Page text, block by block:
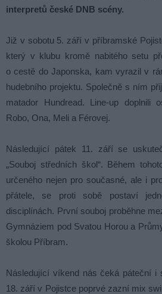
interpretů české DNB scény.
Již v sobotu 5. září v příbramské
který v klubu kromě nabitého setu
o cestě do Japonska, kam vyrazil v
hudebního projektu. Společně s ním
matador Hundread. Line-up doplnili
Robo, Ona, Meli a Férovej.
Následující pátek 11. září se
„Souboj středních škol“. Během
určeného nejen pro současné, ale i
přátele, se proti sobě postaví
disciplínách. První souboj proběhne
Gymnáziem pod Svatou Horou a
školou Příbram.
Následující víkend nás čeká páteční i
18. září v Pojistce poprvé zazní mix